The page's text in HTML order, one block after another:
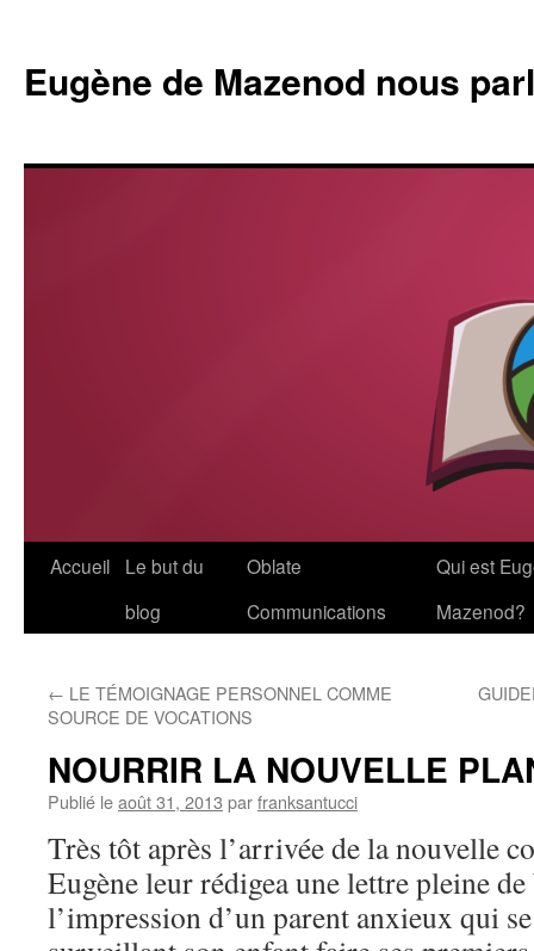
Eugène de Mazenod nous
Aller
Accueil
Le but du
blog
Oblate
Communications
Qui est
Mazenod?
← LE TÉMOIGNAGE PERSONNEL COMME
SOURCE DE VOCATIONS
NOURRIR LA NOUVELLE
Publié leaoût 31, 2013 parfranksantucci
Très tôt après l’arrivée de la nouvelle
Eugène leur rédigea une lettre pleine
l’impression d’un parent anxieux qui